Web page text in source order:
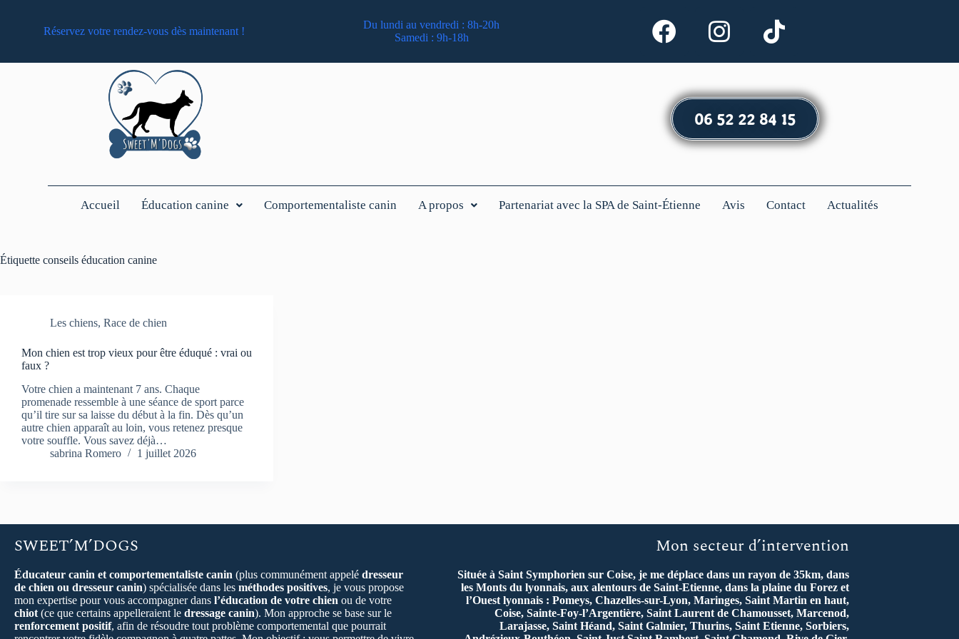
Réservez votre rendez-vous dès maintenant !
Du lundi au vendredi : 8h-20h
Samedi : 9h-18h
06 52 22 84 15
Accueil Éducation canine Comportementaliste canin A propos Partenariat avec la SPA de Saint-Étienne Avis Contact Actualités
Étiquette conseils éducation canine
Les chiens, Race de chien
Mon chien est trop vieux pour être éduqué : vrai ou
faux ?
Votre chien a maintenant 7 ans. Chaque
promenade ressemble à une séance de sport parce
qu’il tire sur sa laisse du début à la fin. Dès qu’un
autre chien apparaît au loin, vous retenez presque
votre souffle. Vous savez déjà…
sabrina Romero
1 juillet 2026
SWEET’M’DOGS
Éducateur canin et comportementaliste canin (plus communément appelé dresseur
de chien ou dresseur canin) spécialisée dans les méthodes positives, je vous propose
mon expertise pour vous accompagner dans l’éducation de votre chien ou de votre
chiot (ce que certains appelleraient le dressage canin). Mon approche se base sur le
renforcement positif, afin de résoudre tout problème comportemental que pourrait
Mon secteur d’intervention
Située à Saint Symphorien sur Coise, je me déplace dans un rayon de 35km, dans
les Monts du lyonnais, aux alentours de Saint-Etienne, dans la plaine du Forez et
l’Ouest lyonnais : Pomeys, Chazelles-sur-Lyon, Maringes, Saint Martin en haut,
Coise, Sainte-Foy-l’Argentière, Saint Laurent de Chamousset, Marcenod,
Larajasse, Saint Héand, Saint Galmier, Thurins, Saint Etienne, Sorbiers,